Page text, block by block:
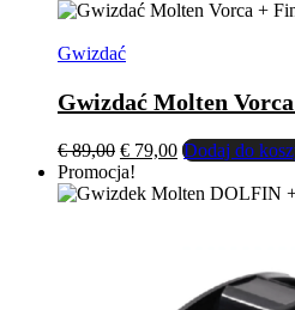
Gwizdać
Gwizdać Molten
€89,00 Pierwotna
cena
wynosiła:
€ 79,00Aktualna
wynosi:
Dodaj do
Promocja!